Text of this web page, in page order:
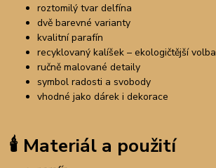
roztomilý tvar delfína
dvě barevné varianty
kvalitní parafín
recyklovaný kalíšek – ekologičtější volba
ručně malované detaily
symbol radosti a svobody
vhodné jako dárek i dekorace
🕯️ Materiál a použití